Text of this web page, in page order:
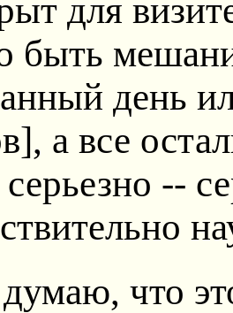
для
быть
день
а все
--
что